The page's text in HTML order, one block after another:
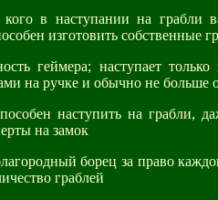
в наступании на грабли
изготовить собственные
геймера; наступает
на ручке и обычно не больше
наступить на грабли,
на замок
борец за право
граблей